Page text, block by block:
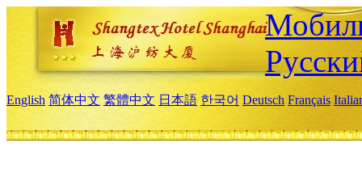
English 简体中文 繁體中文 日本語 한국어 Deutsch Français